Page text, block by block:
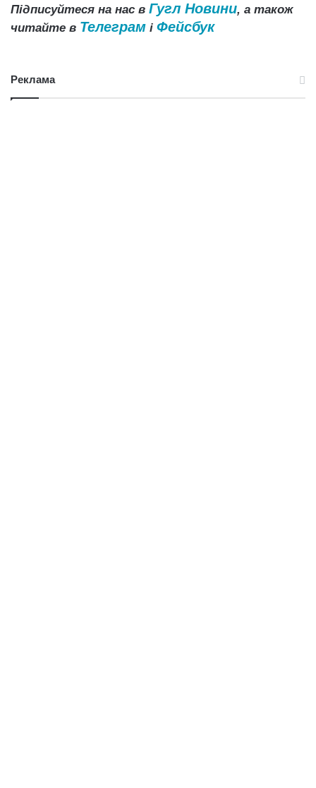
Підписуйтеся на нас в Гугл Новини, а також
читайте в Телеграм і Фейсбук
Реклама